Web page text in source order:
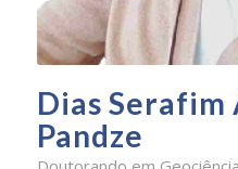
Dias
Pandze